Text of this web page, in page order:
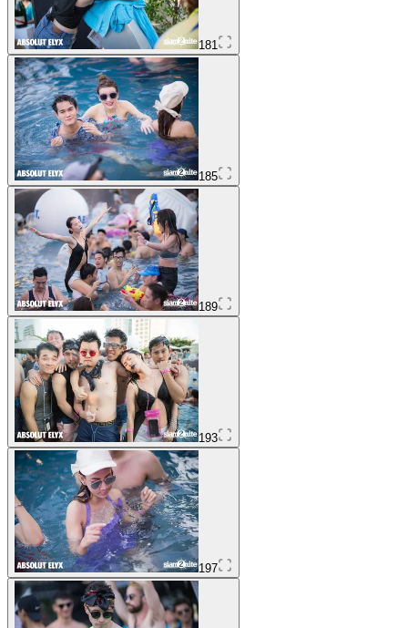
181
185
189
193
197